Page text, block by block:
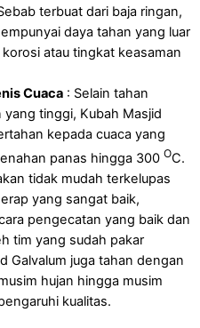
terbuat dari baja ringan,
daya tahan yang luar
atau tingkat keasaman
Cuaca : Selain tahan
tinggi, Kubah Masjid
kepada cuaca yang
panas hingga 300 OC.
tidak mudah terkelupas
yang sangat baik,
pengecatan yang baik dan
tim yang sudah pakar
Galvalum juga tahan dengan
hujan hingga musim
kualitas.